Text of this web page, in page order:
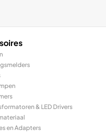
& LED Drivers
en Adapters